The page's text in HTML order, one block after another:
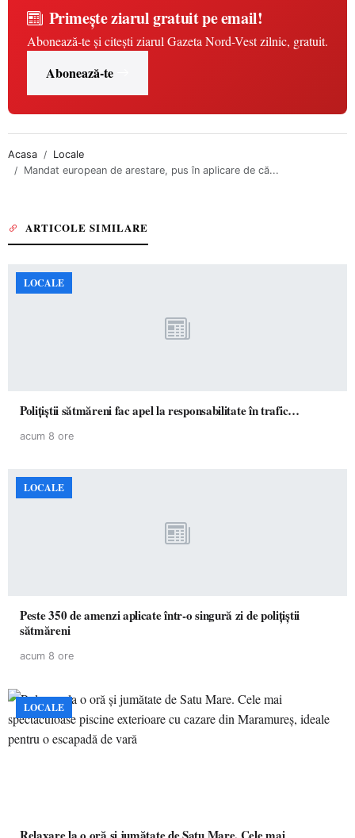
Primește ziarul gratuit pe email!
Abonează-te și citești ziarul Gazeta Nord-Vest zilnic, gratuit.
Abonează-te
Acasa
Locale
Mandat european de arestare, pus în aplicare de că...
ARTICOLE SIMILARE
LOCALE
Polițiștii sătmăreni fac apel la responsabilitate în trafic…
acum 8 ore
LOCALE
Peste 350 de amenzi aplicate într-o singură zi de polițiștii
sătmăreni
acum 8 ore
LOCALE